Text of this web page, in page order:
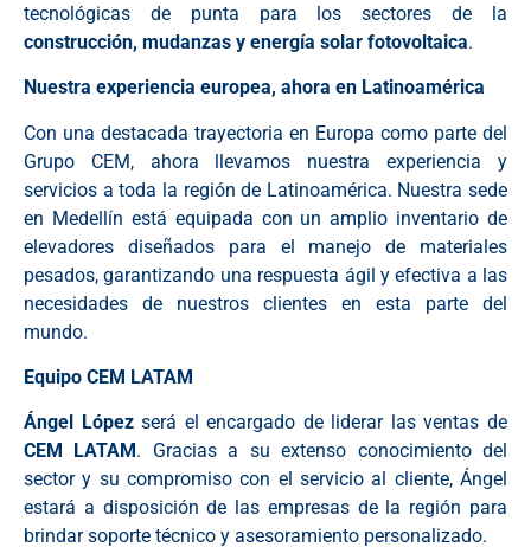
tecnológicas de punta para los sectores de la
construcción, mudanzas y energía solar fotovoltaica.
Nuestra experiencia europea, ahora en Latinoamérica
Con una destacada trayectoria en Europa como parte del
Grupo CEM, ahora llevamos nuestra experiencia y
servicios a toda la región de Latinoamérica. Nuestra sede
en Medellín está equipada con un amplio inventario de
elevadores diseñados para el manejo de materiales
pesados, garantizando una respuesta ágil y efectiva a las
necesidades de nuestros clientes en esta parte del
mundo.
Equipo CEM LATAM
Ángel Lópezserá el encargado de liderar las ventas de
CEM LATAM . Gracias a su extenso conocimiento del
sector y su compromiso con el servicio al cliente, Ángel
estará a disposición de las empresas de la región para
brindar soporte técnico y asesoramiento personalizado.